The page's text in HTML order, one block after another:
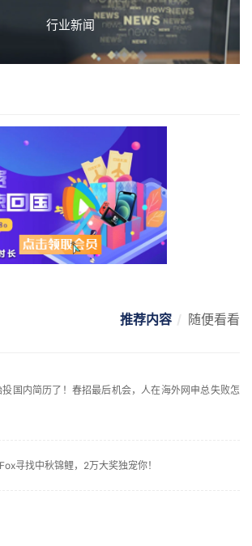
行业新闻
推荐内容 随便看看
国内简历了！春招最后机会，人在海外网申总失败怎
寻找中秋锦鲤，2万大奖独宠你！